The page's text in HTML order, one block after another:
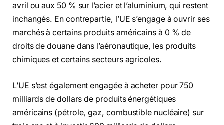
avril ou aux 50 % sur l’acier et l’aluminium, qui restent
inchangés. En contrepartie, l’UE s’engage à ouvrir ses
marchés à certains produits américains à 0 % de
droits de douane dans l’aéronautique, les produits
chimiques et certains secteurs agricoles.
L’UE s’est également engagée à acheter pour 750
milliards de dollars de produits énergétiques
américains (pétrole, gaz, combustible nucléaire) sur